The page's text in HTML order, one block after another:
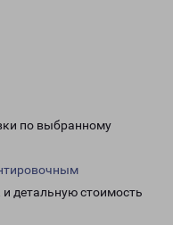
по выбранному
и детальную стоимость